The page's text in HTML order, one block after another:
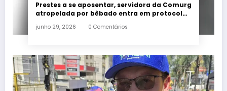
Prestes a se aposentar, servidora da Comurg
atropelada por bêbado entra em protocolo
junho 29, 2026 0 Comentários